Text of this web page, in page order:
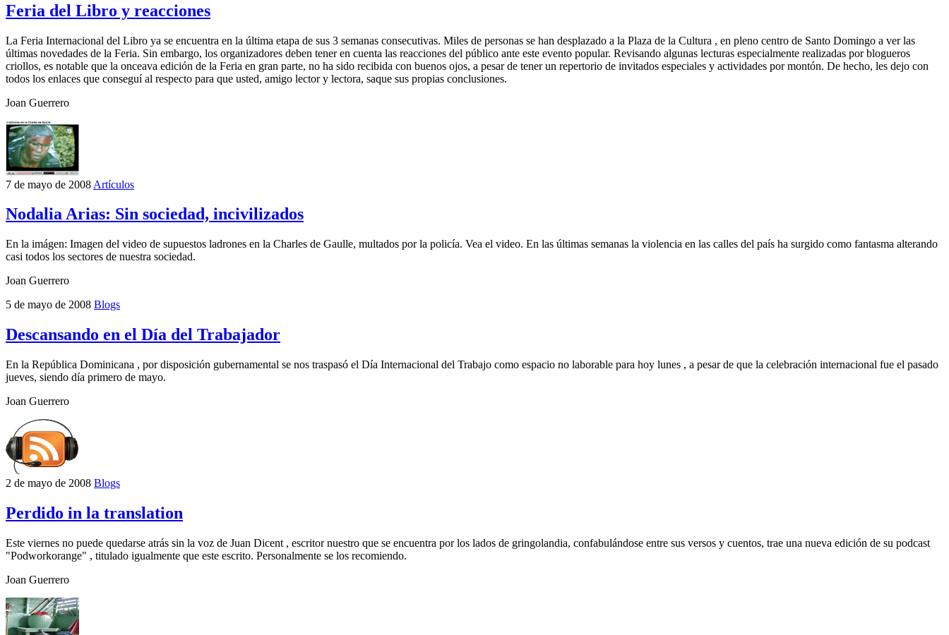
Feria del Libro y reacciones
La Feria Internacional del Libro ya se encuentra en la última etapa de sus 3 semanas consecutivas. Miles de personas se han desplazado a la Plaza de la Cultura , en pleno centro de Santo Domingo a ver las
últimas novedades de la Feria. Sin embargo, los organizadores deben tener en cuenta las reacciones del público ante este evento popular. Revisando algunas lecturas especialmente realizadas por blogueros
criollos, es notable que la onceava edición de la Feria en gran parte, no ha sido recibida con buenos ojos, a pesar de tener un repertorio de invitados especiales y actividades por montón. De hecho, les dejo con
todos los enlaces que conseguí al respecto para que usted, amigo lector y lectora, saque sus propias conclusiones.
Joan Guerrero
7 de mayo de 2008 Artículos
Nodalia Arias: Sin sociedad, incivilizados
En la imágen: Imagen del video de supuestos ladrones en la Charles de Gaulle, multados por la policía. Vea el video. En las últimas semanas la violencia en las calles del país ha surgido como fantasma alterando
casi todos los sectores de nuestra sociedad.
Joan Guerrero
5 de mayo de 2008 Blogs
Descansando en el Día del Trabajador
En la República Dominicana , por disposición gubernamental se nos traspasó el Día Internacional del Trabajo como espacio no laborable para hoy lunes , a pesar de que la celebración internacional fue el pasado
jueves, siendo día primero de mayo.
Joan Guerrero
2 de mayo de 2008 Blogs
Perdido in la translation
Este viernes no puede quedarse atrás sin la voz de Juan Dicent , escritor nuestro que se encuentra por los lados de gringolandia, confabulándose entre sus versos y cuentos, trae una nueva edición de su podcast
"Podworkorange" , titulado igualmente que este escrito. Personalmente se los recomiendo.
Joan Guerrero